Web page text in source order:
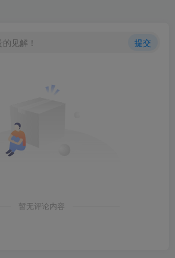
见解！ 提交
暂无评论内容